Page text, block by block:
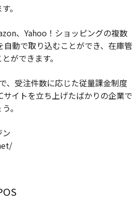
。
、Yahoo！ショッピングの複数
自動で取り込むことができ、在庫管
ができます。
、受注件数に応じた従量課金制度
サイトを立ち上げたばかりの企業で
。